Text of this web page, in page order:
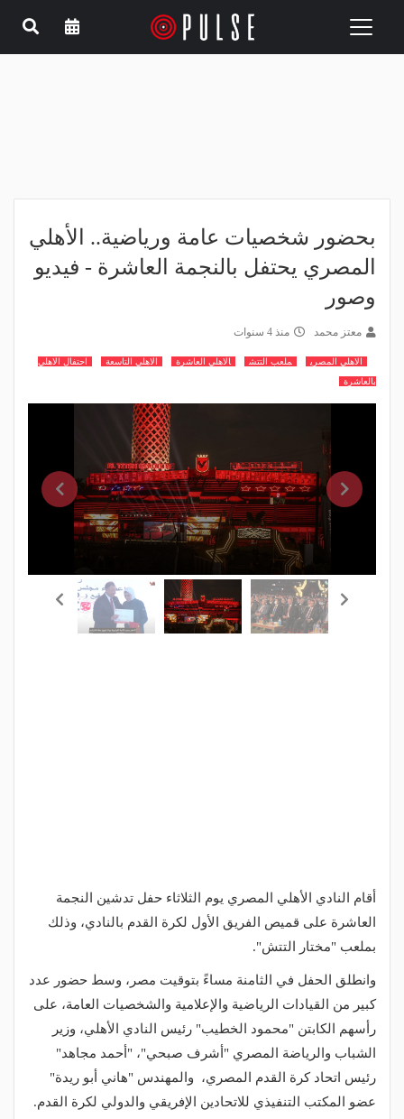
Toggle
بحضور شخصيات عامة ورياضية.. الأهلي
المصري يحتفل بالنجمة العاشرة - فيديو
وصور
معتز محمد منذ 4 سنوات
الاهلي المصري ملعب التتش الاهلي العاشرة الاهلي التاسعة
احتفال الاهلي
بالعاشرة
أقام النادي الأهلي المصري يوم الثلاثاء حفل تدشين النجمة
العاشرة على قميص الفريق الأول لكرة القدم بالنادي، وذلك
بملعب "مختار التتش".
وانطلق الحفل في الثامنة مساءً بتوقيت مصر، وسط حضور عدد
كبير من القيادات الرياضية والإعلامية والشخصيات العامة، على
رأسهم الكابتن "محمود الخطيب" ‏رئيس النادي الأهلي، وزير
الشباب والرياضة المصري "أشرف صبحي"، "أحمد مجاهد"
رئيس اتحاد كرة القدم المصري، والمهندس "هاني أبو ريدة"
عضو المكتب التنفيذي للاتحادين الإفريقي والدولي لكرة القدم.